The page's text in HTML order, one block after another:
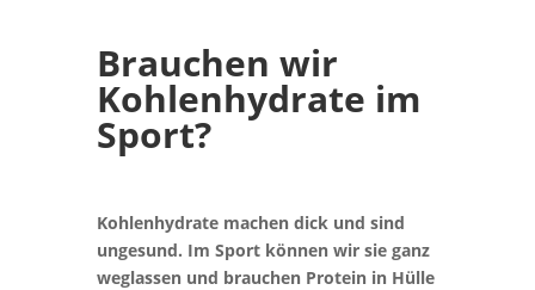
Brauchen wir
Kohlenhydrate im
Sport?
Kohlenhydrate machen dick und sind
ungesund. Im Sport können wir sie ganz
weglassen und brauchen Protein in Hülle